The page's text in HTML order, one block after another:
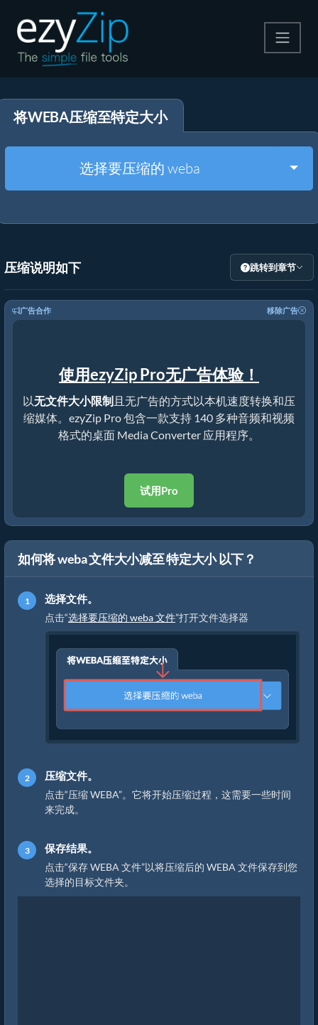
解压
其他工具
将WEBA压缩至特定大小
选择要压缩的 weba
压缩说明如下 跳转到章节
广告合作 移除广告
使用ezyZip Pro无广告体验！
以无文件大小限制且无广告的方式以本机速度转换和压
缩媒体。ezyZip Pro 包含一款支持 140 多种音频和视频
格式的桌面 Media Converter 应用程序。
试用Pro
如何将 weba 文件大小减至 特定大小 以下？
选择文件。
点击“选择要压缩的 weba 文件”打开文件选择器
压缩文件。
点击“压缩 WEBA”。它将开始压缩过程，这需要一些时间
来完成。
保存结果。
点击“保存 WEBA 文件”以将压缩后的 WEBA 文件保存到您
选择的目标文件夹。